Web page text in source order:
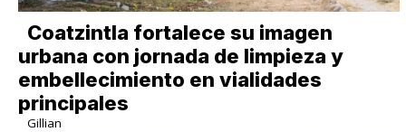
Coatzintla fortalece su imagen
urbana con jornada de limpieza y
embellecimiento en vialidades
principales
Gillian